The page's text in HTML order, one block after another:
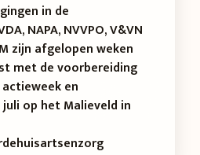
in de
NAPA, NVVPO, V&VN
zijn afgelopen weken
met de voorbereiding
en
op het Malieveld in